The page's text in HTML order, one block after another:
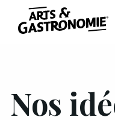
Recettes
Reportages
Interviews
Lyon
Nos